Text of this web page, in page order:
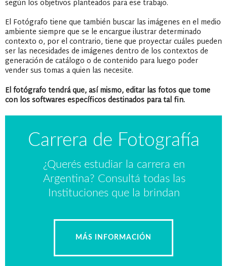
según los objetivos planteados para ese trabajo.
El Fotógrafo tiene que también buscar las imágenes en el medio
ambiente siempre que se le encargue ilustrar determinado
contexto o, por el contrario, tiene que proyectar cuáles pueden
ser las necesidades de imágenes dentro de los contextos de
generación de catálogo o de contenido para luego poder
vender sus tomas a quien las necesite.
El fotógrafo tendrá que, así mismo, editar las fotos que tome
con los softwares específicos destinados para tal fin.
Carrera de Fotografía
¿Querés estudiar la carrera en
Argentina? Consultá todas las
Instituciones que la brindan
MÁS INFORMACIÓN